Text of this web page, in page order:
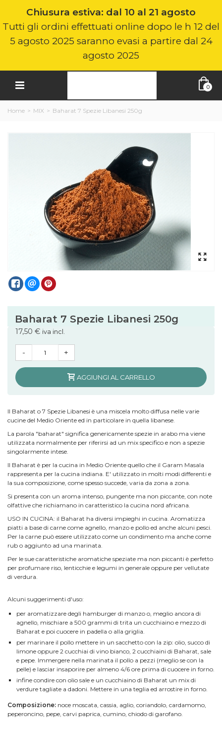
Chiusura estiva: dal 10 al 21 agosto
Tutti gli ordini effettuati online dopo le h 12 del
5 agosto 2025 saranno evasi a partire dal 24
agosto 2025
0
Home > MIX > Baharat 7 Spezie Libanesi 250g
Baharat 7 Spezie Libanesi 250g
17,50 € iva incl.
- +
AGGIUNGI AL CARRELLO
Il Baharat o 7 Spezie Libanesi è una miscela molto diffusa nelle varie
cucine del Medio Oriente ed in particolare in quella libanese.
La parola "baharat" significa genericamente spezie in arabo ma viene
utilizzata normalmente per riferirsi ad un mix specifico e non a spezie
singolarmente intese.
Il Baharat è per la cucina in Medio Oriente quello che il Garam Masala
rappresenta per la cucina indiana. E' utilizzato in molti modi differenti e
la sua composizione, come spesso succede, varia da zona a zona.
Si presenta con un aroma intenso, pungente ma non piccante, con note
olfattive che richiamano in caratteristico la cucina nord africana.
USO IN CUCINA: il Baharat ha diversi impieghi in cucina. Aromatizza
piatti a base di carne come agnello, manzo e pollo ed anche alcuni pesci.
Per la carne può essere utilizzato come un condimento ma anche come
rub o aggiunto ad una marinata.
Per le sue caratteristiche aromatiche speziate ma non piccanti è perfetto
per profumare riso, lenticchie e legumi in generale oppure per vellutate
di verdura.
Alcuni suggerimenti d'uso:
per aromatizzare degli hamburger di manzo o, meglio ancora di
agnello, mischiare a 500 grammi di trita un cucchiaino e mezzo di
Baharat e poi cuocere in padella o alla griglia.
per marinare il pollo mettere in un sacchetto con la zip: olio, succo di
limone oppure 2 cucchiai di vino bianco, 2 cucchiaini di Baharat, sale
e pepe. Immergere nella marinata il pollo a pezzi (meglio se con la
pelle) e lasciar insaporire per almeno 4/6 ore prima di cuocere in forno.
infine condire con olio sale e un cucchiaino di Baharat un mix di
verdure tagliate a dadoni. Mettere in una teglia ed arrostire in forno.
Composizione: noce moscata, cassia, aglio, coriandolo, cardamomo,
peperoncino, pepe, carvi paprica, cumino, chiodo di garofano.